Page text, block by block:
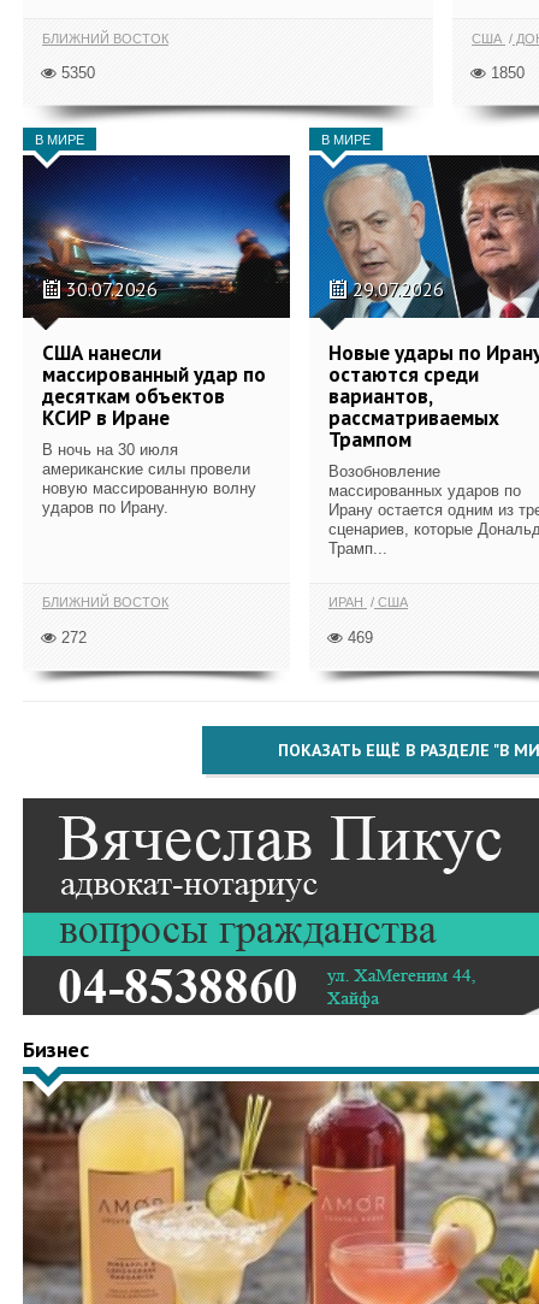
БЛИЖНИЙ ВОСТОК
5350
США
1850
В МИРЕ
30.07.2026
США нанесли
массированный удар по
десяткам объектов
КСИР в Иране
В ночь на 30 июля
американские силы провели
новую массированную волну
ударов по Ирану.
БЛИЖНИЙ ВОСТОК
272
В МИРЕ
29.07.2026
Новые удары по
остаются среди
вариантов,
рассматриваемых
Трампом
Возобновление
массированных ударов по
Ирану остается одним из
сценариев, которые
Трамп...
ИРАН США
469
ПОКАЗАТЬ ЕЩЁ В РАЗДЕЛЕ "В
Бизнес